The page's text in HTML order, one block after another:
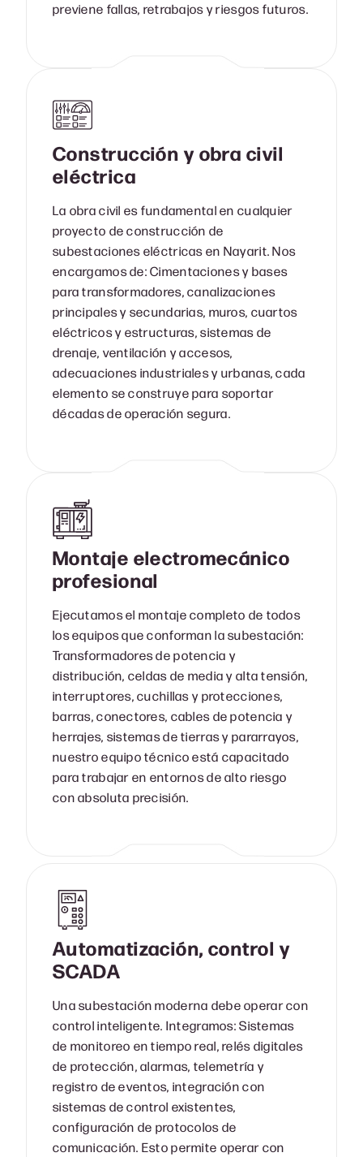
previene fallas, retrabajos y riesgos futuros.
Construcción y obra civil
eléctrica
La obra civil es fundamental en cualquier
proyecto de construcción de
subestaciones eléctricas en Nayarit. Nos
encargamos de: Cimentaciones y bases
para transformadores, canalizaciones
principales y secundarias, muros, cuartos
eléctricos y estructuras, sistemas de
drenaje, ventilación y accesos,
adecuaciones industriales y urbanas, cada
elemento se construye para soportar
décadas de operación segura.
Montaje electromecánico
profesional
Ejecutamos el montaje completo de todos
los equipos que conforman la subestación:
Transformadores de potencia y
distribución, celdas de media y alta tensión,
interruptores, cuchillas y protecciones,
barras, conectores, cables de potencia y
herrajes, sistemas de tierras y pararrayos,
nuestro equipo técnico está capacitado
para trabajar en entornos de alto riesgo
con absoluta precisión.
Automatización, control y
SCADA
Una subestación moderna debe operar con
control inteligente. Integramos: Sistemas
de monitoreo en tiempo real, relés digitales
de protección, alarmas, telemetría y
registro de eventos, integración con
sistemas de control existentes,
configuración de protocolos de
comunicación. Esto permite operar con